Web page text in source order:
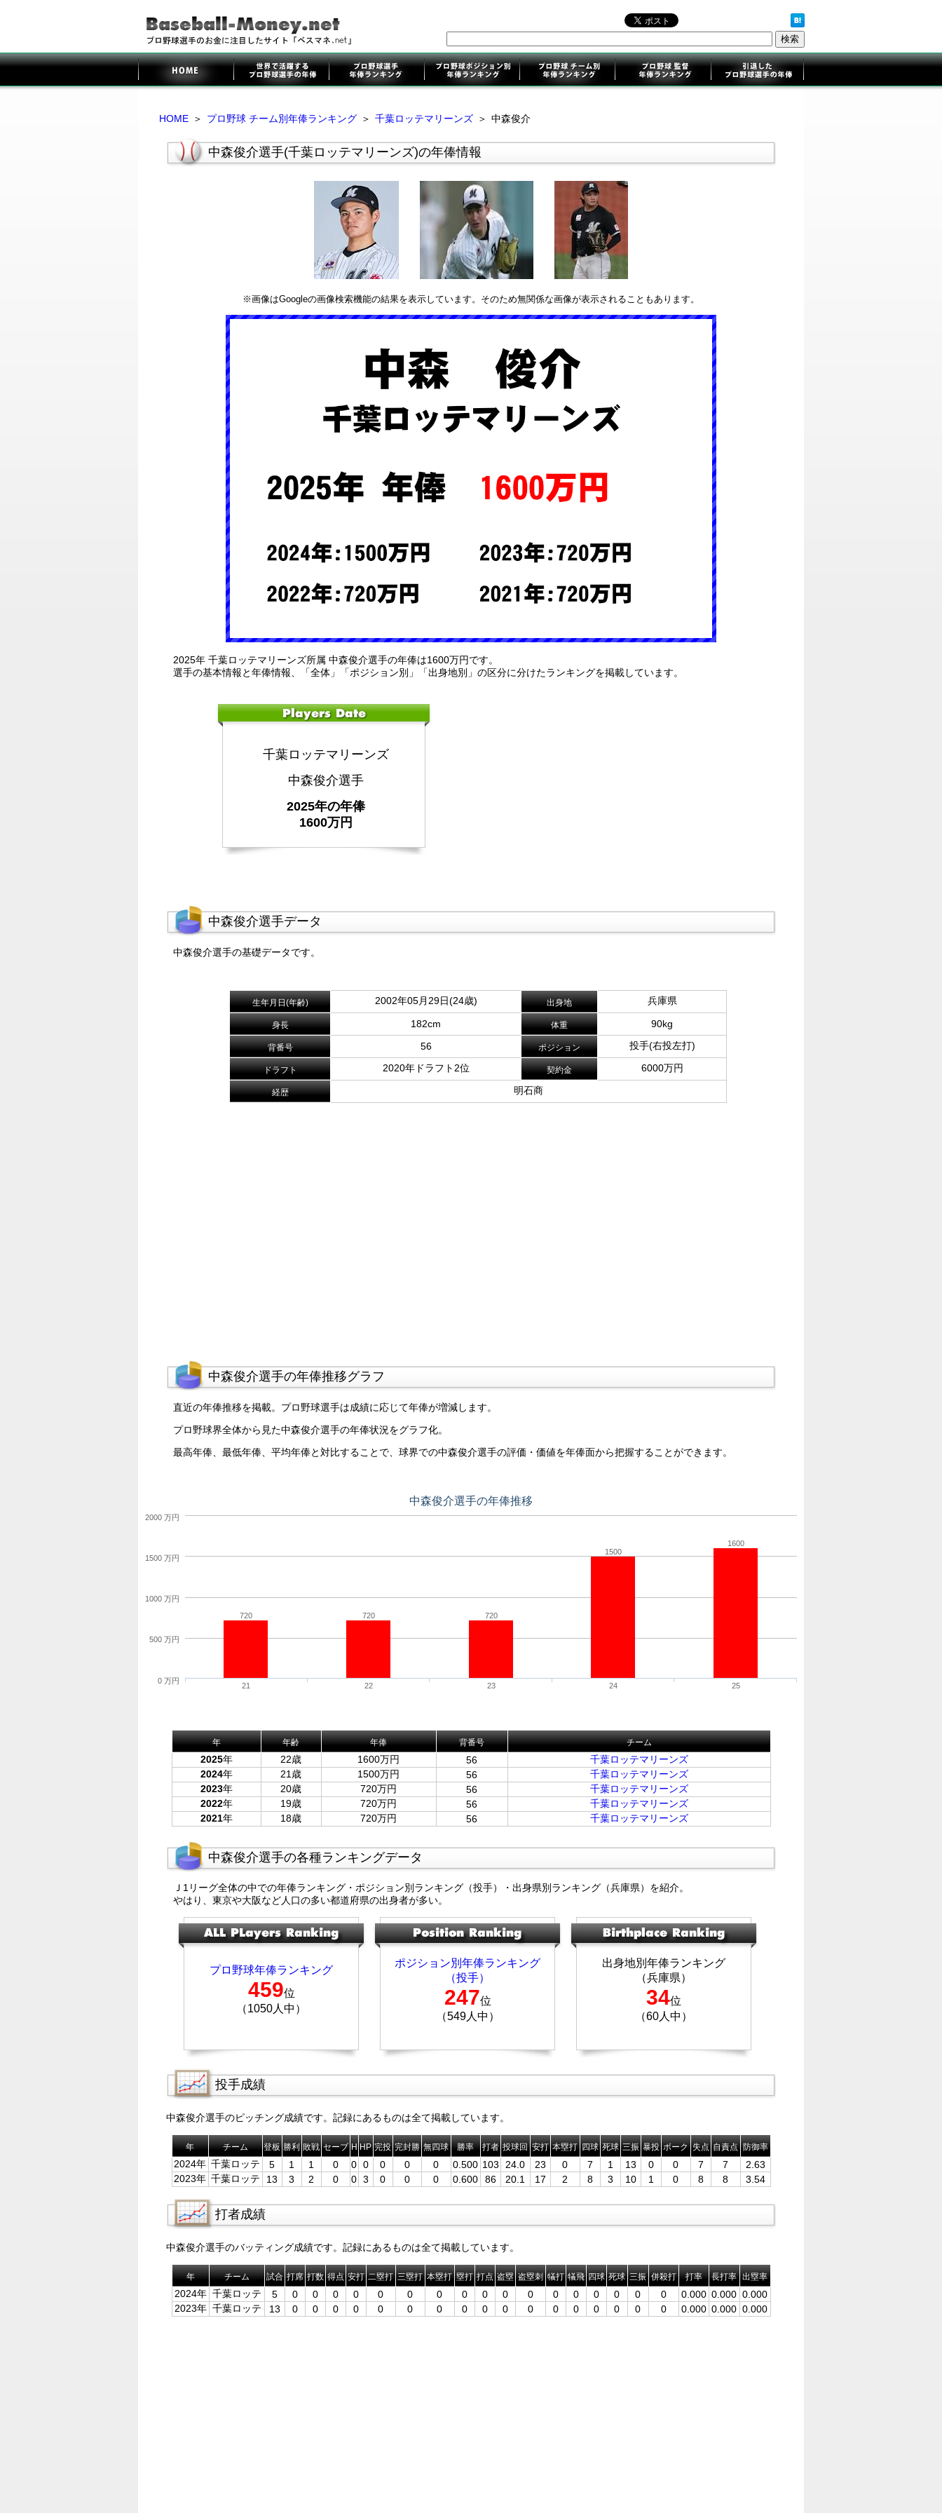
HOME ＞ プロ野球 チーム別年俸ランキング ＞ 千葉ロッテマリーンズ ＞ 中森俊介
中森俊介選手(千葉ロッテマリーンズ)の年俸情報
※画像はGoogleの画像検索機能の結果を表示しています。そのため無関係な画像が表示されることもあります。
2025年 千葉ロッテマリーンズ所属 中森俊介選手の年俸は1600万円です。
選手の基本情報と年俸情報、「全体」「ポジション別」「出身地別」の区分に分けたランキングを掲載しています。
千葉ロッテマリーンズ
中森俊介選手
2025年の年俸
1600万円
中森俊介選手データ
中森俊介選手の基礎データです。
生年月日(年齢) 2002年05月29日(24歳) 出身地 兵庫県
身長 182cm 体重 90kg
背番号 56 ポジション 投手(右投左打)
ドラフト 2020年ドラフト2位 契約金 6000万円
経歴 明石商
中森俊介選手の年俸推移グラフ
直近の年俸推移を掲載。プロ野球選手は成績に応じて年俸が増減します。
プロ野球界全体から見た中森俊介選手の年俸状況をグラフ化。
最高年俸、最低年俸、平均年俸と対比することで、球界での中森俊介選手の評価・価値を年俸面から把握することができます。
中森俊介選手の年俸推移
720 720 720
1500
1600
21 22 23 24 25
0 万円
500 万円
1000 万円
1500 万円
2000 万円
年 年齢 年俸 背番号 チーム
2025年 22歳 1600万円 56
千葉ロッテマリーンズ
2024年 21歳 1500万円 56
千葉ロッテマリーンズ
2023年 20歳 720万円 56
千葉ロッテマリーンズ
2022年 19歳 720万円 56
千葉ロッテマリーンズ
2021年 18歳 720万円 56 千葉ロッテマリーンズ
中森俊介選手の各種ランキングデータ
Ｊ1リーグ全体の中での年俸ランキング・ポジション別ランキング（投手）・出身県別ランキング（兵庫県）を紹介。
やはり、東京や大阪など人口の多い都道府県の出身者が多い。
プロ野球年俸ランキング
459位
（1050人中）
ポジション別年俸ランキング
（投手）
247位
（549人中）
出身地別年俸ランキング
（兵庫県）
34位
（60人中）
投手成績
中森俊介選手のピッチング成績です。記録にあるものは全て掲載しています。
年 チーム 登板 勝利 敗戦 セーブ H HP 完投 完封勝 無四球 勝率 打者 投球回 安打 本塁打 四球 死球 三振 暴投 ボーク 失点 自責点 防御率
2024年 千葉ロッテ 5 1 1 0 0 0 0 0 0 0.500 103 24.0 23 0 7 1 13 0 0 7 7
2.63
2023年 千葉ロッテ 13 3 2 0 0 3 0 0 0 0.600 86 20.1 17 2 8 3 10 1 0 8 8 3.54
打者成績
中森俊介選手のバッティング成績です。記録にあるものは全て掲載しています。
年 チーム 試合 打席 打数 得点 安打 二塁打 三塁打 本塁打 塁打 打点 盗塁 盗塁刺 犠打 犠飛 四球 死球 三振 併殺打 打率 長打率 出塁率
2024年 千葉ロッテ 5 0 0 0 0 0 0 0 0 0 0 0 0 0 0 0 0 0 0.000 0.000 0.000
2023年 千葉ロッテ 13 0 0 0 0 0 0 0 0 0 0 0 0 0 0 0 0 0 0.000 0.000 0.000